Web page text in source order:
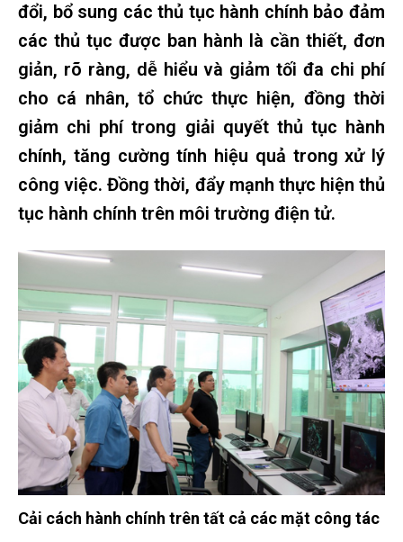
đổi, bổ sung các thủ tục hành chính bảo đảm
các thủ tục được ban hành là cần thiết, đơn
giản, rõ ràng, dễ hiểu và giảm tối đa chi phí
cho cá nhân, tổ chức thực hiện, đồng thời
giảm chi phí trong giải quyết thủ tục hành
chính, tăng cường tính hiệu quả trong xử lý
công việc. Đồng thời, đẩy mạnh thực hiện thủ
tục hành chính trên môi trường điện tử.
Cải cách hành chính trên tất cả các mặt công tác